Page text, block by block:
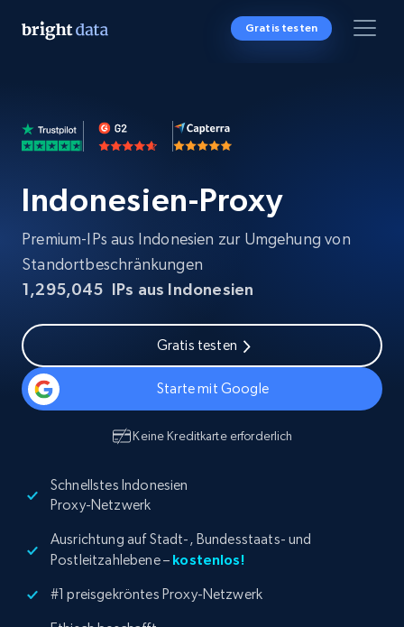
Gratis testen
Indonesien-Proxy
Premium-IPs aus Indonesien zur Umgehung von
Standortbeschränkungen
1,295,045 IPs aus Indonesien
Gratis testen
Starte mit Google
Keine Kreditkarte erforderlich
Schnellstes Indonesien
Proxy-Netzwerk
Ausrichtung auf Stadt-, Bundesstaats- und
Postleitzahlebene – kostenlos!
#1 preisgekröntes Proxy-Netzwerk